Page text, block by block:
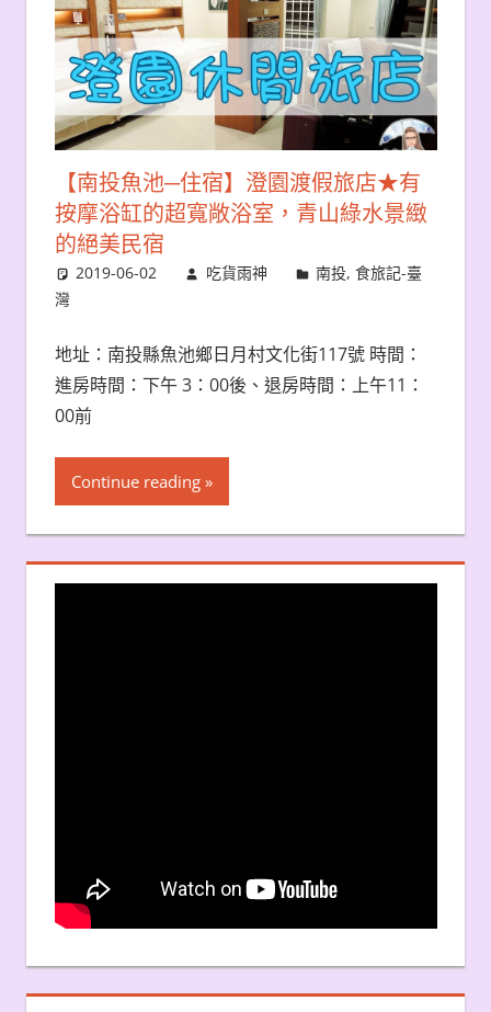
【南投魚池─住宿】澄園渡假旅店★有
按摩浴缸的超寬敞浴室，青山綠水景緻
的絕美民宿
2019-06-02 吃貨雨神 南投,食旅記-臺
灣
地址：南投縣魚池鄉日月村文化街117號 時間：
進房時間：下午 3：00後、退房時間：上午11：
00前
Continue reading